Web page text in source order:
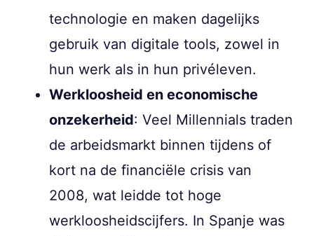
technologie en maken dagelijks
gebruik van digitale tools, zowel in
hun werk als in hun privéleven.
Werkloosheid en economische
onzekerheid: Veel Millennials traden
de arbeidsmarkt binnen tijdens of
kort na de financiële crisis van
2008, wat leidde tot hoge
werkloosheidscijfers. In Spanje was